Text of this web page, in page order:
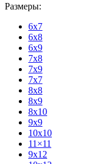
Размеры:
6x7
6x8
6x9
7x8
7x9
7x7
8x8
8x9
8x10
9x9
10x10
11×11
9x12